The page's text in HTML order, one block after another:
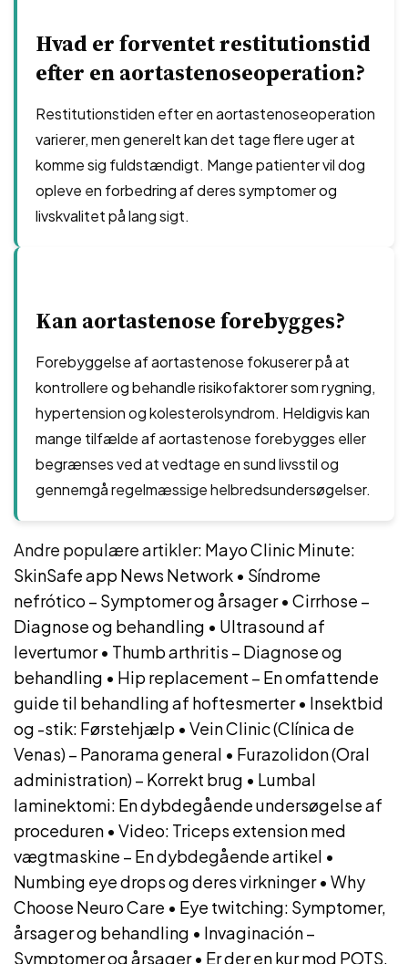
Hvad er forventet restitutionstid
efter en aortastenoseoperation?
Restitutionstiden efter en aortastenoseoperation
varierer, men generelt kan det tage flere uger at
komme sig fuldstændigt. Mange patienter vil dog
opleve en forbedring af deres symptomer og
livskvalitet på lang sigt.
Kan aortastenose forebygges?
Forebyggelse af aortastenose fokuserer på at
kontrollere og behandle risikofaktorer som rygning,
hypertension og kolesterolsyndrom. Heldigvis kan
mange tilfælde af aortastenose forebygges eller
begrænses ved at vedtage en sund livsstil og
gennemgå regelmæssige helbredsundersøgelser.
Andre populære artikler: Mayo Clinic Minute:
SkinSafe app News Network • Síndrome
nefrótico – Symptomer og årsager• Cirrhose –
Diagnose og behandling • Ultrasound af
levertumor• Thumb arthritis – Diagnose og
behandling • Hip replacement – En omfattende
guide til behandling af hoftesmerter• Insektbid
og -stik: Førstehjælp • Vein Clinic (Clínica de
Venas) – Panorama general • Furazolidon (Oral
administration) – Korrekt brug • Lumbal
laminektomi: En dybdegående undersøgelse af
proceduren • Video: Triceps extension med
vægtmaskine – En dybdegående artikel •
Numbing eye drops og deres virkninger• Why
Choose Neuro Care • Eye twitching: Symptomer,
årsager og behandling • Invaginación –
Symptomer og årsager• Er der en kur mod POTS,